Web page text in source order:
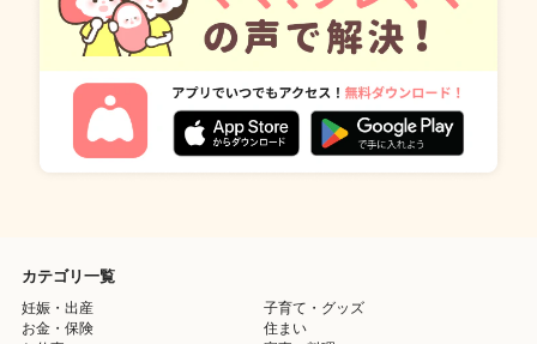
カテゴリ一覧
妊娠・出産
子育て・グッズ
お金・保険
住まい